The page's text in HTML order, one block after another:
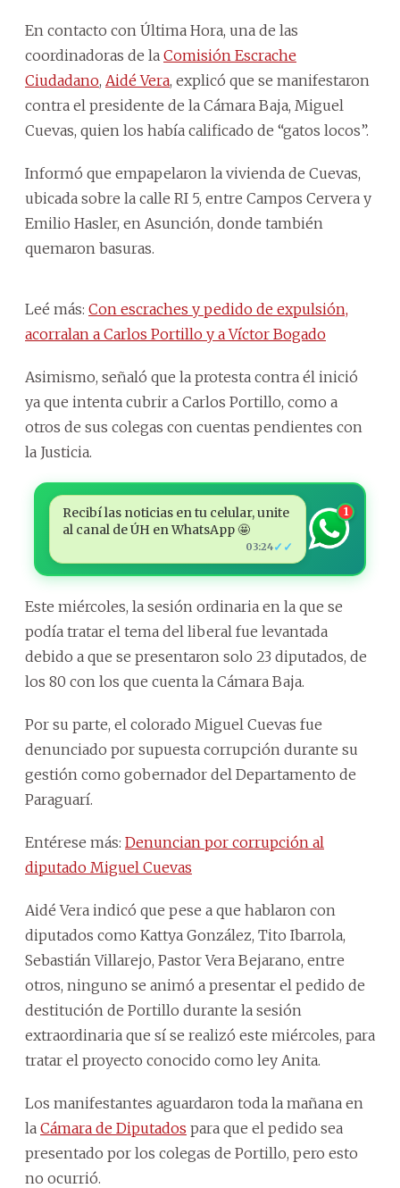
En contacto con Última Hora, una de las
coordinadoras de la Comisión Escrache
Ciudadano, Aidé Vera, explicó que se manifestaron
contra el presidente de la Cámara Baja, Miguel
Cuevas, quien los había calificado de “gatos locos”.
Informó que empapelaron la vivienda de Cuevas,
ubicada sobre la calle RI 5, entre Campos Cervera y
Emilio Hasler, en Asunción, donde también
quemaron basuras.
Leé más: Con escraches y pedido de expulsión,
acorralan a Carlos Portillo y a Víctor Bogado
Asimismo, señaló que la protesta contra él inició
ya que intenta cubrir a Carlos Portillo, como a
otros de sus colegas con cuentas pendientes con
la Justicia.
Recibí las noticias en tu celular, unite
al canal de ÚH en WhatsApp 🤩
03:24✓✓
1
Este miércoles, la sesión ordinaria en la que se
podía tratar el tema del liberal fue levantada
debido a que se presentaron solo 23 diputados, de
los 80 con los que cuenta la Cámara Baja.
Por su parte, el colorado Miguel Cuevas fue
denunciado por supuesta corrupción durante su
gestión como gobernador del Departamento de
Paraguarí.
Entérese más: Denuncian por corrupción al
diputado Miguel Cuevas
Aidé Vera indicó que pese a que hablaron con
diputados como Kattya González, Tito Ibarrola,
Sebastián Villarejo, Pastor Vera Bejarano, entre
otros, ninguno se animó a presentar el pedido de
destitución de Portillo durante la sesión
extraordinaria que sí se realizó este miércoles, para
tratar el proyecto conocido como ley Anita.
Los manifestantes aguardaron toda la mañana en
la Cámara de Diputados para que el pedido sea
presentado por los colegas de Portillo, pero esto
no ocurrió.